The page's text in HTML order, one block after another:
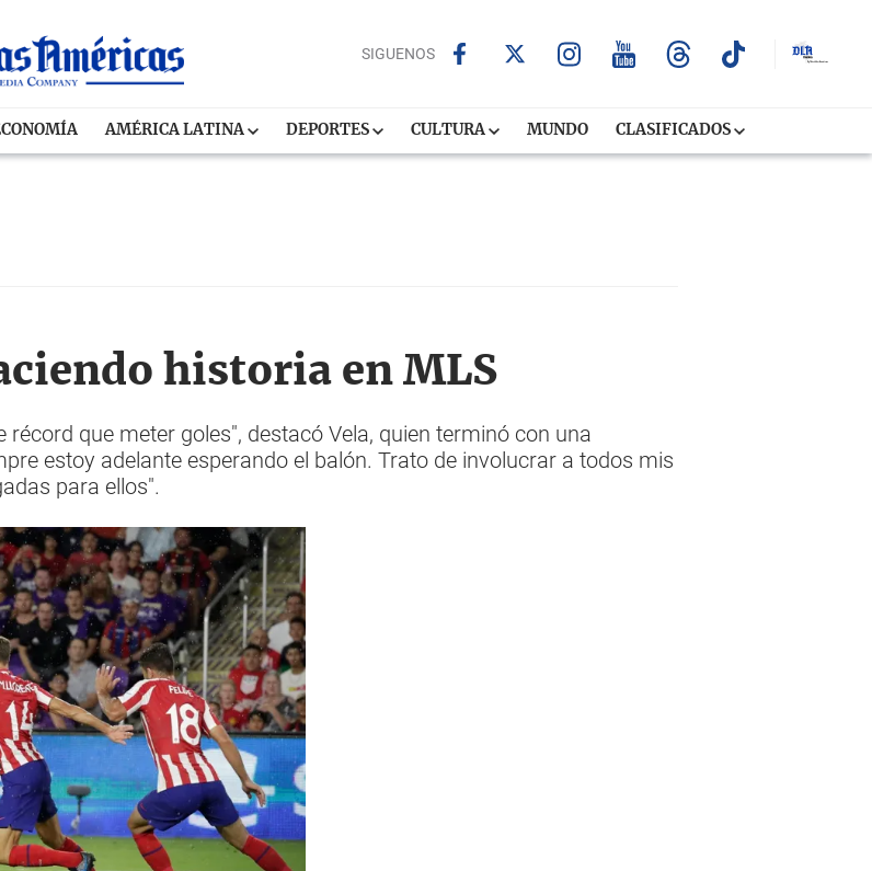
SIGUENOS
AMÉRICA LATINA DEPORTES CULTURA MUNDO CLASIFICADOS
historia en MLS
que meter goles", destacó Vela, quien terminó con una
estoy adelante esperando el balón. Trato de involucrar a todos mis
para ellos".